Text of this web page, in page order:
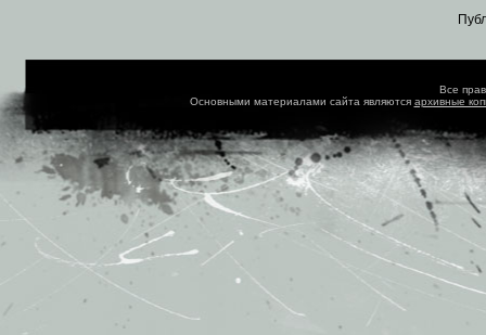
Все
Основными материалами сайта являются архивные